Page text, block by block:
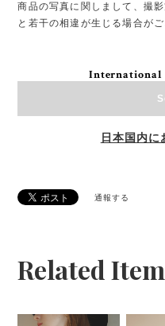
商品の写真に関しまして、撮
と若干の相違が生じる場合がご
International
日本国内に
通報する
Related